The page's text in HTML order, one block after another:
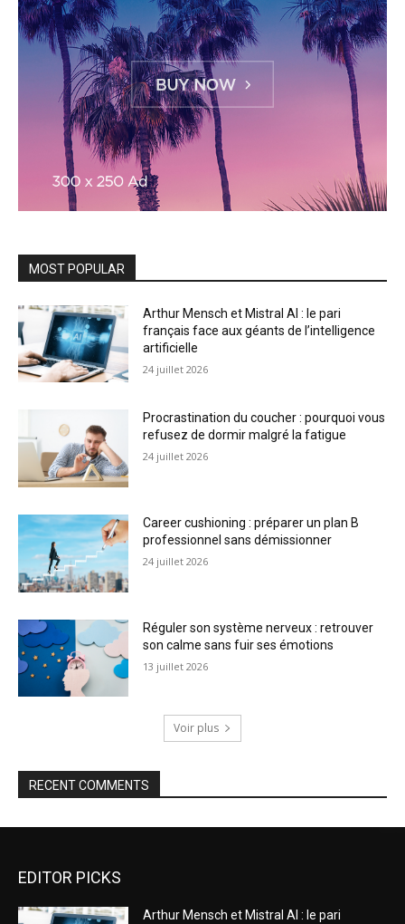
MOST POPULAR
Arthur Mensch et Mistral AI : le pari
français face aux géants de l’intelligence
artificielle
24 juillet 2026
Procrastination du coucher : pourquoi vous
refusez de dormir malgré la fatigue
24 juillet 2026
Career cushioning : préparer un plan B
professionnel sans démissionner
24 juillet 2026
Réguler son système nerveux : retrouver
son calme sans fuir ses émotions
13 juillet 2026
Voir plus
RECENT COMMENTS
EDITOR PICKS
Arthur Mensch et Mistral AI : le pari